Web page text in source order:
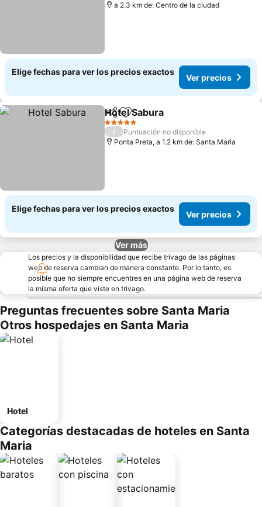
a 2.3 km de: Centro de la ciudad
Elige fechas para ver los precios exactos
Ver precios
CompartirAgregar a favoritos
Hotel Sabura
5 Estrellas
/
Puntuación no disponible
Ponta Preta, a 1.2 km de: Santa Maria
Elige fechas para ver los precios exactos
Ver precios
Ver más
Los precios y la disponibilidad que recibe trivago de las páginas
web de reserva cambian de manera constante. Por lo tanto, es
posible que no siempre encuentres en una página web de reserva
la misma oferta que viste en trivago.
Preguntas frecuentes sobre Santa Maria
Otros hospedajes en Santa Maria
Hotel
Categorías destacadas de hoteles en Santa
Maria